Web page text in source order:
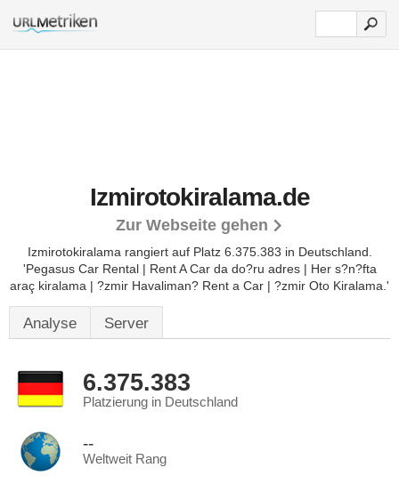
Izmirotokiralama.de
Zur Webseite gehen
Izmirotokiralama rangiert auf Platz 6.375.383 in Deutschland.
'Pegasus Car Rental | Rent A Car da do?ru adres | Her s?n?fta
araç kiralama | ?zmir Havaliman? Rent a Car | ?zmir Oto Kiralama.'
Analyse Server
6.375.383
Platzierung in Deutschland
--
Weltweit Rang